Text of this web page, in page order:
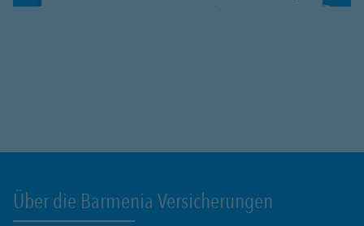
Über die Barmenia Versicherungen